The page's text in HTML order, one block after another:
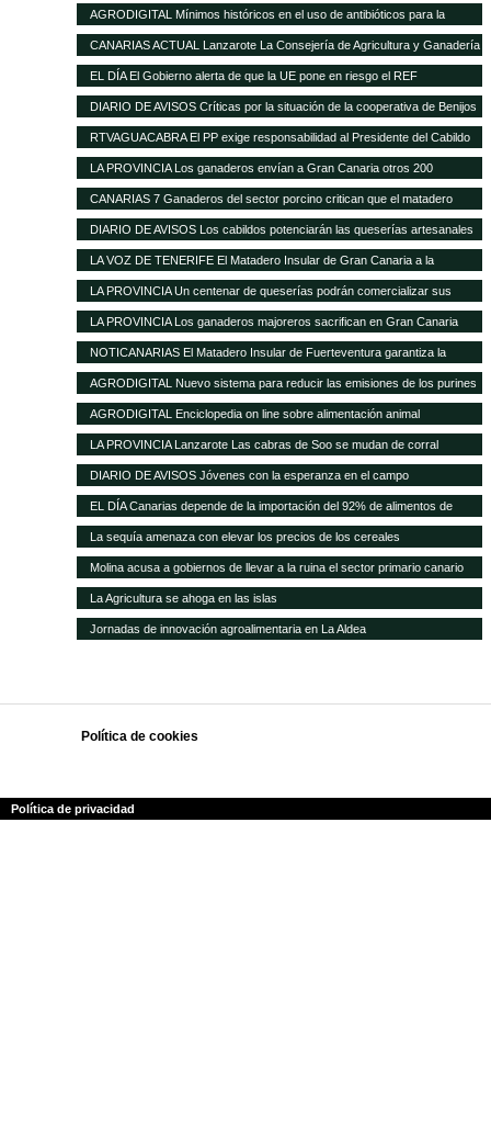
publicadas por el USDA
AGRODIGITAL Mínimos históricos en el uso de antibióticos para la
ganadería en Holanda
CANARIAS ACTUAL Lanzarote La Consejería de Agricultura y Ganadería
del Cabildo tramitará las subvenciones de 2013 del Gobierno regional
destinadas al sector agrícola y ganadero de la isla
EL DÍA El Gobierno alerta de que la UE pone en riesgo el REF
DIARIO DE AVISOS Críticas por la situación de la cooperativa de Benijos
RTVAGUACABRA El PP exige responsabilidad al Presidente del Cabildo
ante la nefasta gestión del Matadero Insular
LA PROVINCIA Los ganaderos envían a Gran Canaria otros 200
cochinos para sacrificar
CANARIAS 7 Ganaderos del sector porcino critican que el matadero
insular funcione solo al 50%
DIARIO DE AVISOS Los cabildos potenciarán las queserías artesanales
como elemento característico del medio rural
LA VOZ DE TENERIFE El Matadero Insular de Gran Canaria a la
vanguardia de todo el Archipiélago con más de 894.346 animales
registrados durante el transcurso de 2012
LA PROVINCIA Un centenar de queserías podrán comercializar sus
productos en la Península
LA PROVINCIA Los ganaderos majoreros sacrifican en Gran Canaria
1.500 cochinos
NOTICANARIAS El Matadero Insular de Fuerteventura garantiza la
prestación regular de sus servicios para el ganado porcino
AGRODIGITAL Nuevo sistema para reducir las emisiones de los purines
AGRODIGITAL Enciclopedia on line sobre alimentación animal
LA PROVINCIA Lanzarote Las cabras de Soo se mudan de corral
DIARIO DE AVISOS Jóvenes con la esperanza en el campo
EL DÍA Canarias depende de la importación del 92% de alimentos de
consumo básico
La sequía amenaza con elevar los precios de los cereales
Molina acusa a gobiernos de llevar a la ruina el sector primario canario
La Agricultura se ahoga en las islas
Jornadas de innovación agroalimentaria en La Aldea
Política de cookies
Polí­tica de privacidad